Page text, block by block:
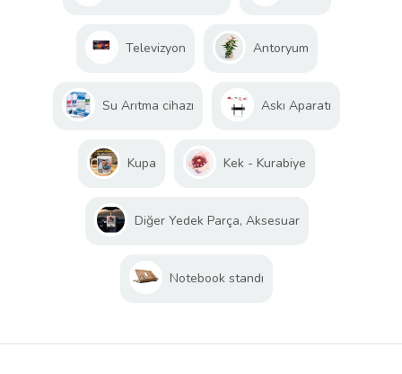
Televizyon Antoryum
Su Arıtma cihazı Askı Aparatı
Kupa Kek - Kurabiye
Diğer Yedek Parça, Aksesuar
Notebook standı